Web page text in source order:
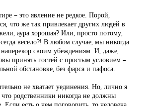
– это явление не редкое. Порой,
что же так привлекает других людей в
аура хорошая? Или, просто потому,
весело?! В любом случае, мы никогда
своим убеждениям. И, даже,
принять гостей с простым условием –
обстановке, без фарса и пафоса.
не хватает уединения. Но, лично я
родственники никогда не должны